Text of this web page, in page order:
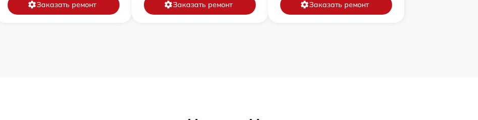
Заказать ремонт Заказать ремонт Заказать ремонт